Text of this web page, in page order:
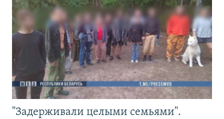
"Задерживали целыми семьями".